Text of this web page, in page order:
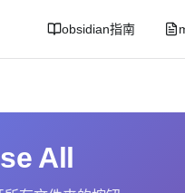
obsidian指南
All